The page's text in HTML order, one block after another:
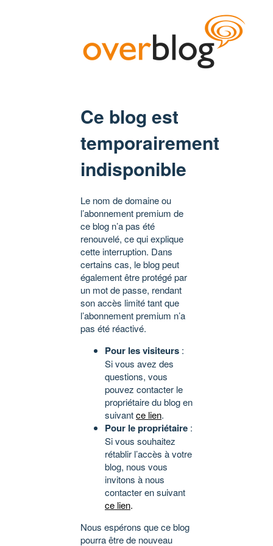
Ce blog est
temporairement
indisponible
Le nom de domaine ou
l’abonnement premium de
ce blog n’a pas été
renouvelé, ce qui explique
cette interruption. Dans
certains cas, le blog peut
également être protégé par
un mot de passe, rendant
son accès limité tant que
l’abonnement premium n’a
pas été réactivé.
Pour les visiteurs :
Si vous avez des
questions, vous
pouvez contacter le
propriétaire du blog en
suivantce lien.
Pour le propriétaire :
Si vous souhaitez
rétablir l’accès à votre
blog, nous vous
invitons à nous
contacter en suivant
ce lien.
Nous espérons que ce blog
pourra être de nouveau